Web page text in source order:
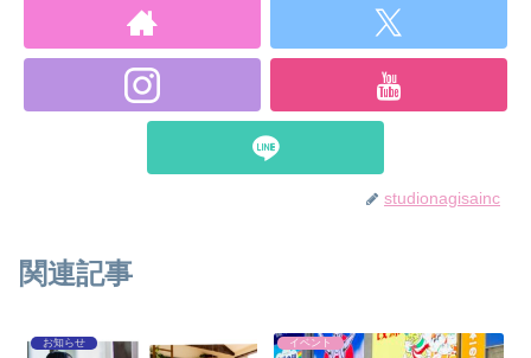
studionagisainc
関連記事
お知らせ イベント